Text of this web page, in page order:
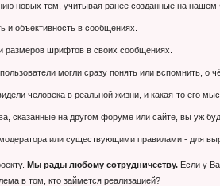
новых тем, учитывая ранее созданные на
и объективность в сообщениях.
размеров шрифтов в своих сообщениях.
могли сразу понять или вспомнить,
человека в реальной жизни, и какая-то его
сказанные на другом форуме или сайте, вы уж
или существующими правилами - для
Мы рады любому сотрудничеству. Если у
в том, кто займется реализацией?